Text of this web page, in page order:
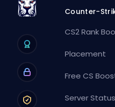
Counter-
CS2 Rank
Placement
Free CS
Server Status